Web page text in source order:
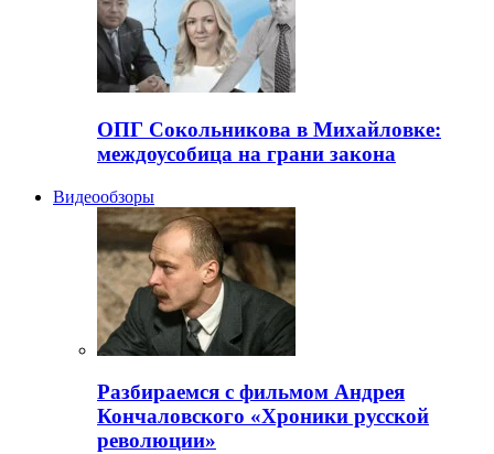
ОПГ Сокольникова в Михайловке:
междоусобица на грани закона
Видеообзоры
Разбираемся с фильмом Андрея
Кончаловского «Хроники русской
революции»